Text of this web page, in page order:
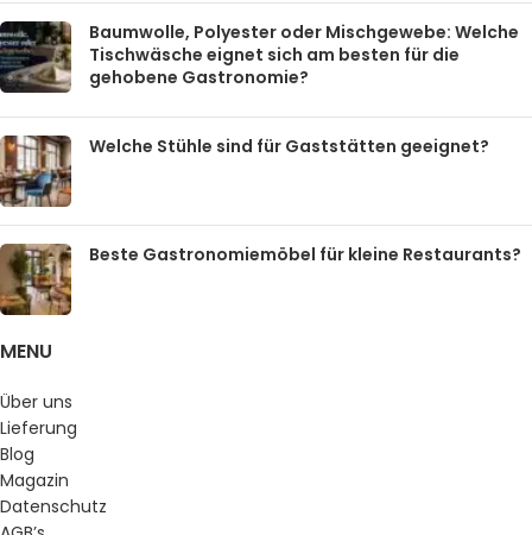
Baumwolle, Polyester oder Mischgewebe: Welche
Tischwäsche eignet sich am besten für die
gehobene Gastronomie?
Welche Stühle sind für Gaststätten geeignet?
Beste Gastronomiemöbel für kleine Restaurants?
MENU
Über uns
Lieferung
Blog
Magazin
Datenschutz